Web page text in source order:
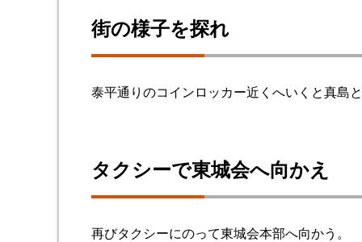
街の様子を探れ
泰平通りのコインロッカー近くへいくと真島
タクシーで東城会へ向かえ
再びタクシーにのって東城会本部へ向かう。